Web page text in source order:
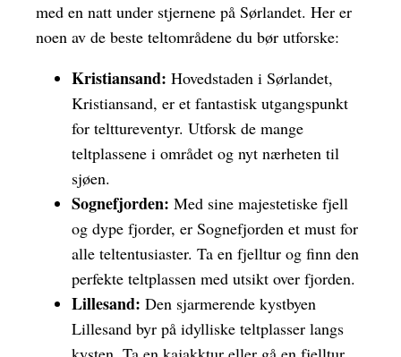
med en natt under stjernene på Sørlandet. Her er
noen av de beste teltområdene du bør utforske:
Kristiansand: Hovedstaden i Sørlandet,
Kristiansand, er et fantastisk utgangspunkt
for telttureventyr. Utforsk de mange
teltplassene i området og nyt nærheten til
sjøen.
Sognefjorden: Med sine majestetiske fjell
og dype fjorder, er Sognefjorden et must for
alle teltentusiaster. Ta en fjelltur og finn den
perfekte teltplassen med utsikt over fjorden.
Lillesand: Den sjarmerende kystbyen
Lillesand byr på idylliske teltplasser langs